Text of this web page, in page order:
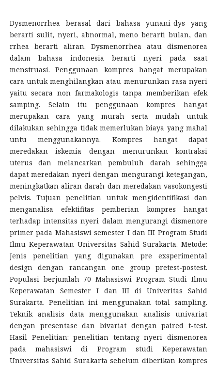
Dysmenorrhea berasal dari bahasa yunani-dys yang
berarti sulit, nyeri, abnormal, meno berarti bulan, dan
rrhea berarti aliran. Dysmenorrhea atau dismenorea
dalam bahasa indonesia berarti nyeri pada saat
menstruasi. Penggunaan kompres hangat merupakan
cara untuk menghilangkan atau menurunkan rasa nyeri
yaitu secara non farmakologis tanpa memberikan efek
samping. Selain itu penggunaan kompres hangat
merupakan cara yang murah serta mudah untuk
dilakukan sehingga tidak memerlukan biaya yang mahal
untu menggunakannya. Kompres hangat dapat
meredakan iskemia dengan menurunkan kontraksi
uterus dan melancarkan pembuluh darah sehingga
dapat meredakan nyeri dengan mengurangi ketegangan,
meningkatkan aliran darah dan meredakan vasokongesti
pelvis. Tujuan penelitian untuk mengidentifikasi dan
menganalisa efektifitas pemberian kompres hangat
terhadap intensitas nyeri dalam mengurangi dismenore
primer pada Mahasiswi semester I dan III Program Studi
Ilmu Keperawatan Universitas Sahid Surakarta. Metode:
Jenis penelitian yang digunakan pre exsperimental
design dengan rancangan one group pretest-postest.
Populasi berjumlah 70 Mahasiswi Program Studi Ilmu
Keperawatan Semester I dan III di Univeritas Sahid
Surakarta. Penelitian ini menggunakan total sampling.
Teknik analisis data menggunakan analisis univariat
dengan presentase dan bivariat dengan paired t-test.
Hasil Penelitian: penelitian tentang nyeri dismenorea
pada mahasiswi di Program studi Keperawatan
Universitas Sahid Surakarta sebelum diberikan kompres